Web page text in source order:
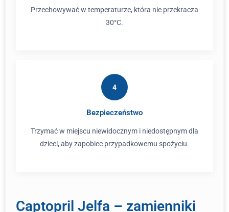
Przechowywać w temperaturze, która nie przekracza
30°C.
4
Bezpieczeństwo
Trzymać w miejscu niewidocznym i niedostępnym dla
dzieci, aby zapobiec przypadkowemu spożyciu.
Captopril Jelfa – zamienniki